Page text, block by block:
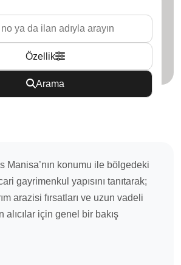
Özellik
Arama
Manisa’nın konumu ile bölgedeki
gayrimenkul yapısını tanıtarak;
arazisi fırsatları ve uzun vadeli
alıcılar için genel bir bakış